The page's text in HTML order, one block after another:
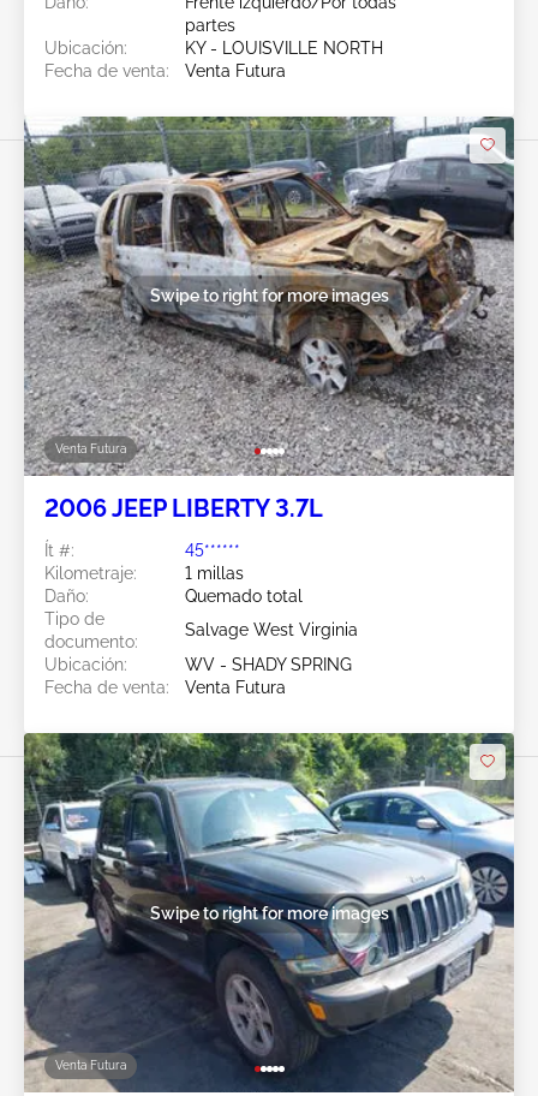
partes
Ubicación:
KY - LOUISVILLE NORTH
Fecha de venta:
Venta Futura
Venta Futura
Swipe to right for more images
2006 JEEP LIBERTY 3.7L
Ít #:
45******
Kilometraje:
1 millas
Daño:
Quemado total
Tipo de
documento:
Salvage West Virginia
Ubicación:
WV - SHADY SPRING
Fecha de venta:
Venta Futura
Venta Futura
Swipe to right for more images